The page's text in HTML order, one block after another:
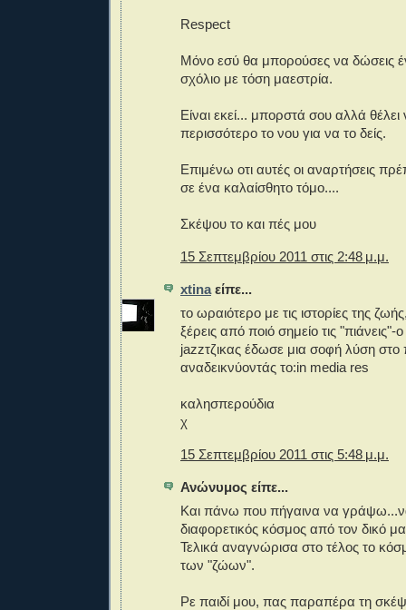
Respect
Μόνο εσύ θα μπορούσες να δώσεις
σχόλιο με τόση μαεστρία.
Είναι εκεί... μπορστά σου αλλά θέλει
περισσότερο το νου για να το δείς.
Επιμένω οτι αυτές οι αναρτήσεις
σε ένα καλαίσθητο τόμο....
Σκέψου το και πές μου
15 Σεπτεμβρίου 2011 στις 2:48 μ.μ.
xtinaείπε...
το ωραιότερο με τις ιστορίες της
ξέρεις από ποιό σημείο τις
jazzτζικας έδωσε μια σοφή λύση
αναδεικνύοντάς το:in media res
καλησπερούδια
χ
15 Σεπτεμβρίου 2011 στις 5:48 μ.μ.
Ανώνυμος είπε...
Και πάνω που πήγαινα να
διαφορετικός κόσμος από τον δικό
Τελικά αναγνώρισα στο τέλος το
των "ζώων".
Ρε παιδί μου, πας παραπέρα τη